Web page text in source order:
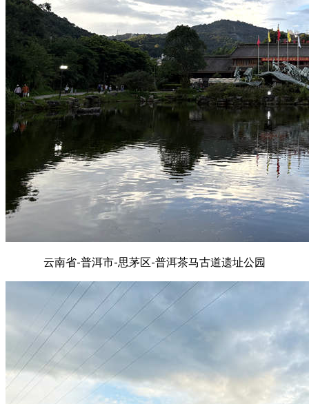
云南省-普洱市-思茅区-普洱茶马古道遗址公园